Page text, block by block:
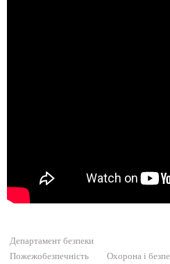
Департамент безпеки
Пожежобезпечність
Охорона і